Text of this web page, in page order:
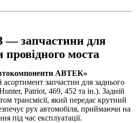
— запчастини для
провідного моста
АВТЕК»
запчастин для заднього
Patriot, 469, 452 та ін.). Задній
трансмісії, який передає крутний
рух автомобіля, приймаючи на
під час експлуатації.